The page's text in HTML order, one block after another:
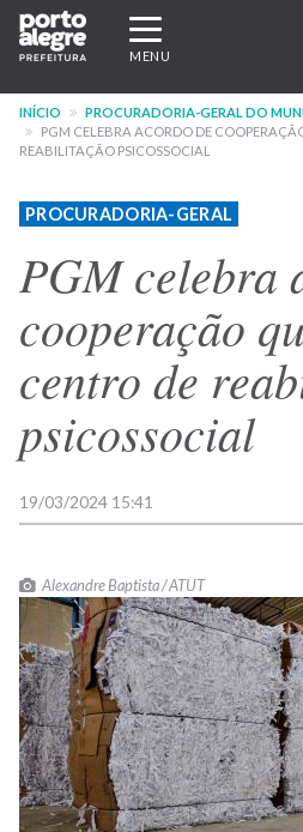
Pular
para
conteúdo
principal
Expandir/recolher
navegação
MENU
INÍCIO
PROCURADORIA-GERAL DO
PGM CELEBRA ACORDO DE
REABILITAÇÃO PSICOSSOCIAL
PROCURADORIA-GERAL
PGM celebra
cooperação
centro de
psicossocial
19/03/2024 15:41
Alexandre Baptista / ATUT